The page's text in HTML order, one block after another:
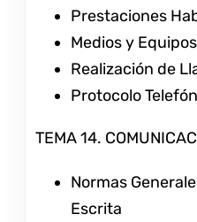
Prestaciones
Medios y Equipos
Realización de
Protocolo
TEMA 14.
Normas
Escrita